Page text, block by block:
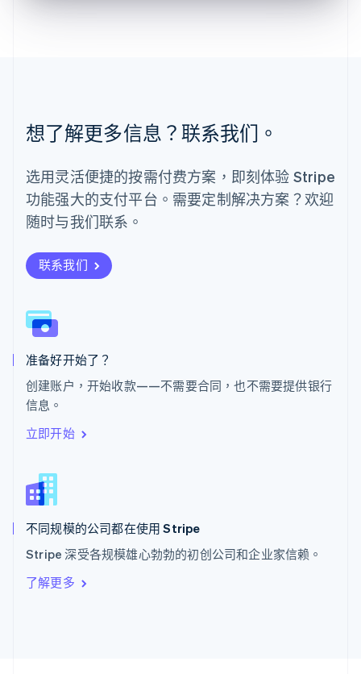
想了解更多信息？联系我们。
选用灵活便捷的按需付费方案，即刻体验 Stripe
功能强大的支付平台。需要定制解决方案？欢迎
随时与我们联系。
联系我们
准备好开始了？
创建账户，开始收款——不需要合同，也不需要提供银行
信息。
立即开始
不同规模的公司都在使用 Stripe
Stripe 深受各规模雄心勃勃的初创公司和企业家信赖。
了解更多
PortuguêsEnglish
日本
瑞典
SvenskaEnglish
瑞士
DeutschFrançais Italiano
English
斯洛伐克
斯洛文尼亚
English
泰国
ไทยEnglish
English
西班牙
Español
新加坡
新西兰
English
匈牙利
English
ItalianoEnglish
印度
English